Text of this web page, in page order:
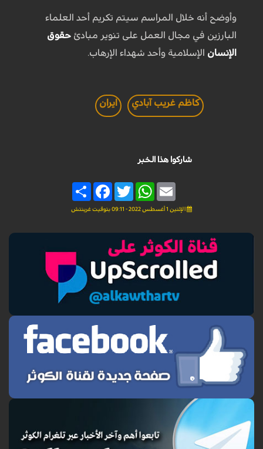
وأوضح أنه خلال المراسم سيتم تكريم أحد العلماء
البارزين في مجال العمل على تنوير مبادئ حقوق
الإنسان الإسلامية وأحد شهداء الإرهاب.
كاظم غريب آبادي ايران
شاركوا هذا الخبر
Share
FacebookTwitter
WhatsAppEmail
الإثنين 1 أغسطس 2022 - 09:11 بتوقيت غرينتش